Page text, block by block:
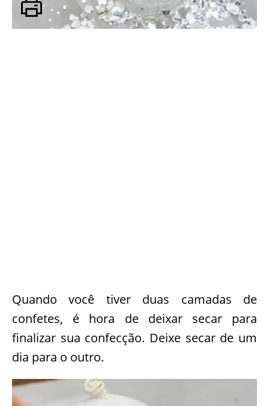
Quando você tiver duas camadas de
confetes, é hora de deixar secar para
finalizar sua confecção. Deixe secar de um
dia para o outro.